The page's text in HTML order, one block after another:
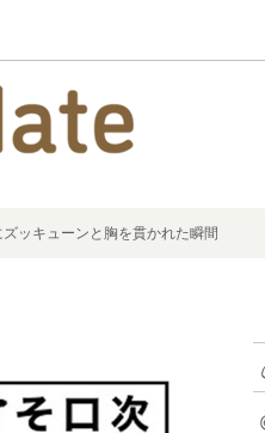
ッキューンと胸を貫かれた瞬間